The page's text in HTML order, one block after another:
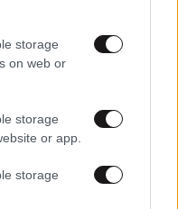
storage
on web or
storage
or app.
storage
παντού, σκλάβοι,
την Magna Carta του
των ΗΠΑ (1776)
ο δρόμος ήταν
Η ανθρωπότητα
και την
να αφορίζουμε